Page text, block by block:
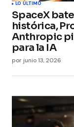
LO ÚLTIMO
SpaceX
histórica,
Anthropic
para la IA
por junio 13, 2026